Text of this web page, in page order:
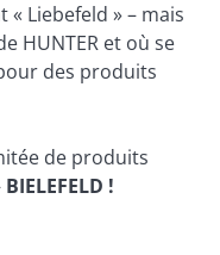
Liebefeld » – mais
HUNTER et où se
des produits
de produits
BIELEFELD !